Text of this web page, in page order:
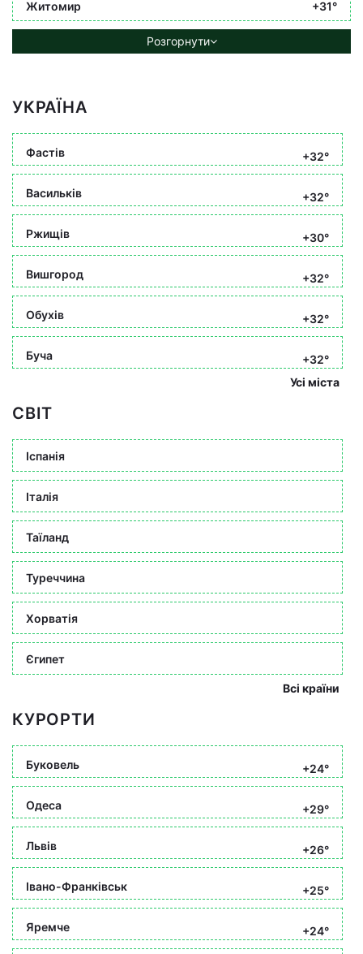
Житомир +31°
Розгорнути
УКРАЇНА
Фастів +32°
Васильків +32°
Ржищів +30°
Вишгород +32°
Обухів +32°
Буча
+32°
Усі міста
СВІТ
Іспанія
Італія
Таїланд
Туреччина
Хорватія
Єгипет
Всі країни
КУРОРТИ
Буковель +24°
Одеса +29°
Львів +26°
Івано-Франківськ +25°
Яремче +24°